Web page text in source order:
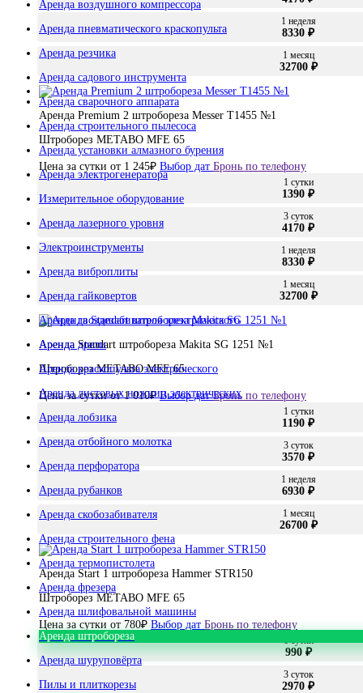
Аренда воздушного компрессора
Аренда пневматического краскопульта
Аренда резчика
Аренда садового инструмента
Аренда сварочного аппарата
Аренда строительного пылесоса
Аренда установки алмазного бурения
Аренда электрогенератора
Измерительное оборудование
Аренда лазерного уровня
Электроинструменты
Аренда виброплиты
Аренда гайковертов
Аренда гвоздезабивателя электрического
Аренда дрели
Аренда краскопульта электрического
Аренда листовых ножниц электрических
Аренда лобзика
Аренда отбойного молотка
Аренда перфоратора
Аренда рубанков
Аренда скобозабивателя
Аренда строительного фена
Аренда термопистолета
Аренда фрезера
Аренда шлифовальной машины
Аренда штробореза
Аренда шуруповёрта
Пилы и плиткорезы
1 неделя
8330 ₽
1 месяц
32700 ₽
Аренда Premium 2 штробореза Messer T1455 №1
Штроборез METABO MFE 65
Цена за сутки от 1 245₽ Выбор дат Бронь по телефону
1 сутки
1390 ₽
3 суток
4170 ₽
1 неделя
8330 ₽
1 месяц
32700 ₽
Аренда Standart штробореза Makita SG 1251 №1
Штроборез METABO MFE 65
Цена за сутки от 1 010₽ Выбор датБронь по телефону
1 сутки
1190 ₽
3 суток
3570 ₽
1 неделя
6930 ₽
1 месяц
26700 ₽
Аренда Start 1 штробореза Hammer STR150
Штроборез METABO MFE 65
Цена за сутки от 780₽ Выбор дат Бронь по телефону
990 ₽
3 суток
2970 ₽